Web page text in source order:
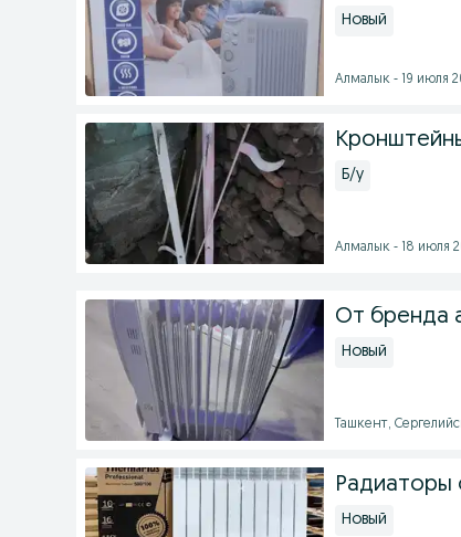
Новый
Алмалык - 19 июля
Б/у
Алмалык - 18 июля
От бренда
Новый
Ташкент,
Радиаторы
Новый